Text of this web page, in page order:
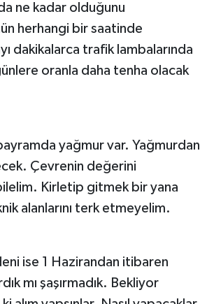
ne kadar olduğunu
herhangi bir saatinde
dakikalarca trafik lambalarında
oranla daha tenha olacak
yağmur var. Yağmurdan
Çevrenin değerini
Kirletip gitmek bir yana
alanlarını terk etmeyelim.
ise 1 Hazirandan itibaren
mı şaşırmadık. Bekliyor